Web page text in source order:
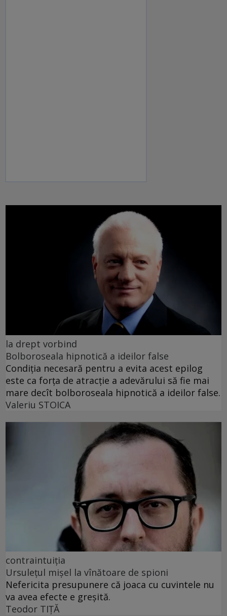
la drept vorbind
Bolboroseala hipnotică a ideilor false
Condiția necesară pentru a evita acest epilog
este ca forța de atracție a adevărului să fie mai
mare decît bolboroseala hipnotică a ideilor false.
Valeriu STOICA
contraintuiția
Ursulețul mișel la vînătoare de spioni
Nefericita presupunere că joaca cu cuvintele nu
va avea efecte e greșită.
Teodor TIŢĂ